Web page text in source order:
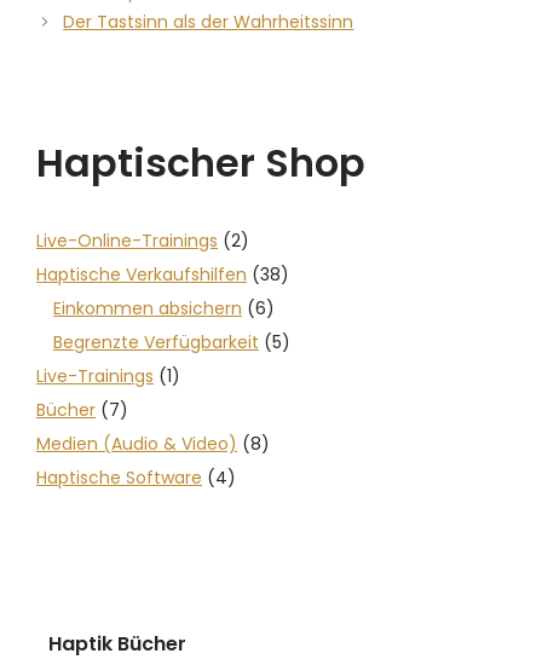
Der Tastsinn als der Wahrheitssinn
Haptischer Shop
Live-Online-Trainings (2)
Haptische Verkaufshilfen (38)
Einkommen absichern (6)
Begrenzte Verfügbarkeit (5)
Live-Trainings (1)
Bücher (7)
Medien (Audio & Video) (8)
Haptische Software (4)
Haptik Bücher